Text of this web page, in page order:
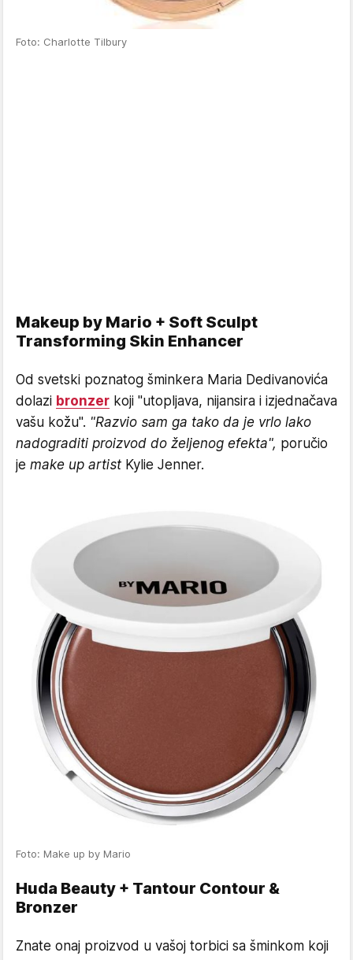
Foto: Charlotte Tilbury
Makeup by Mario + Soft Sculpt
Transforming Skin Enhancer
Od svetski poznatog šminkera Maria Dedivanovića
dolazi bronzer koji "utopljava, nijansira i izjednačava
vašu kožu". "Razvio sam ga tako da je vrlo lako
nadograditi proizvod do željenog efekta", poručio
je make up artist Kylie Jenner.
Foto: Make up by Mario
Huda Beauty + Tantour Contour &
Bronzer
Znate onaj proizvod u vašoj torbici sa šminkom koji